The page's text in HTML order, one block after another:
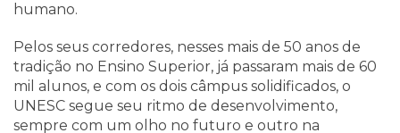
humano.
Pelos seus corredores, nesses mais de 50 anos de
tradição no Ensino Superior, já passaram mais de 60
mil alunos, e com os dois câmpus solidificados, o
UNESC segue seu ritmo de desenvolvimento,
sempre com um olho no futuro e outro na